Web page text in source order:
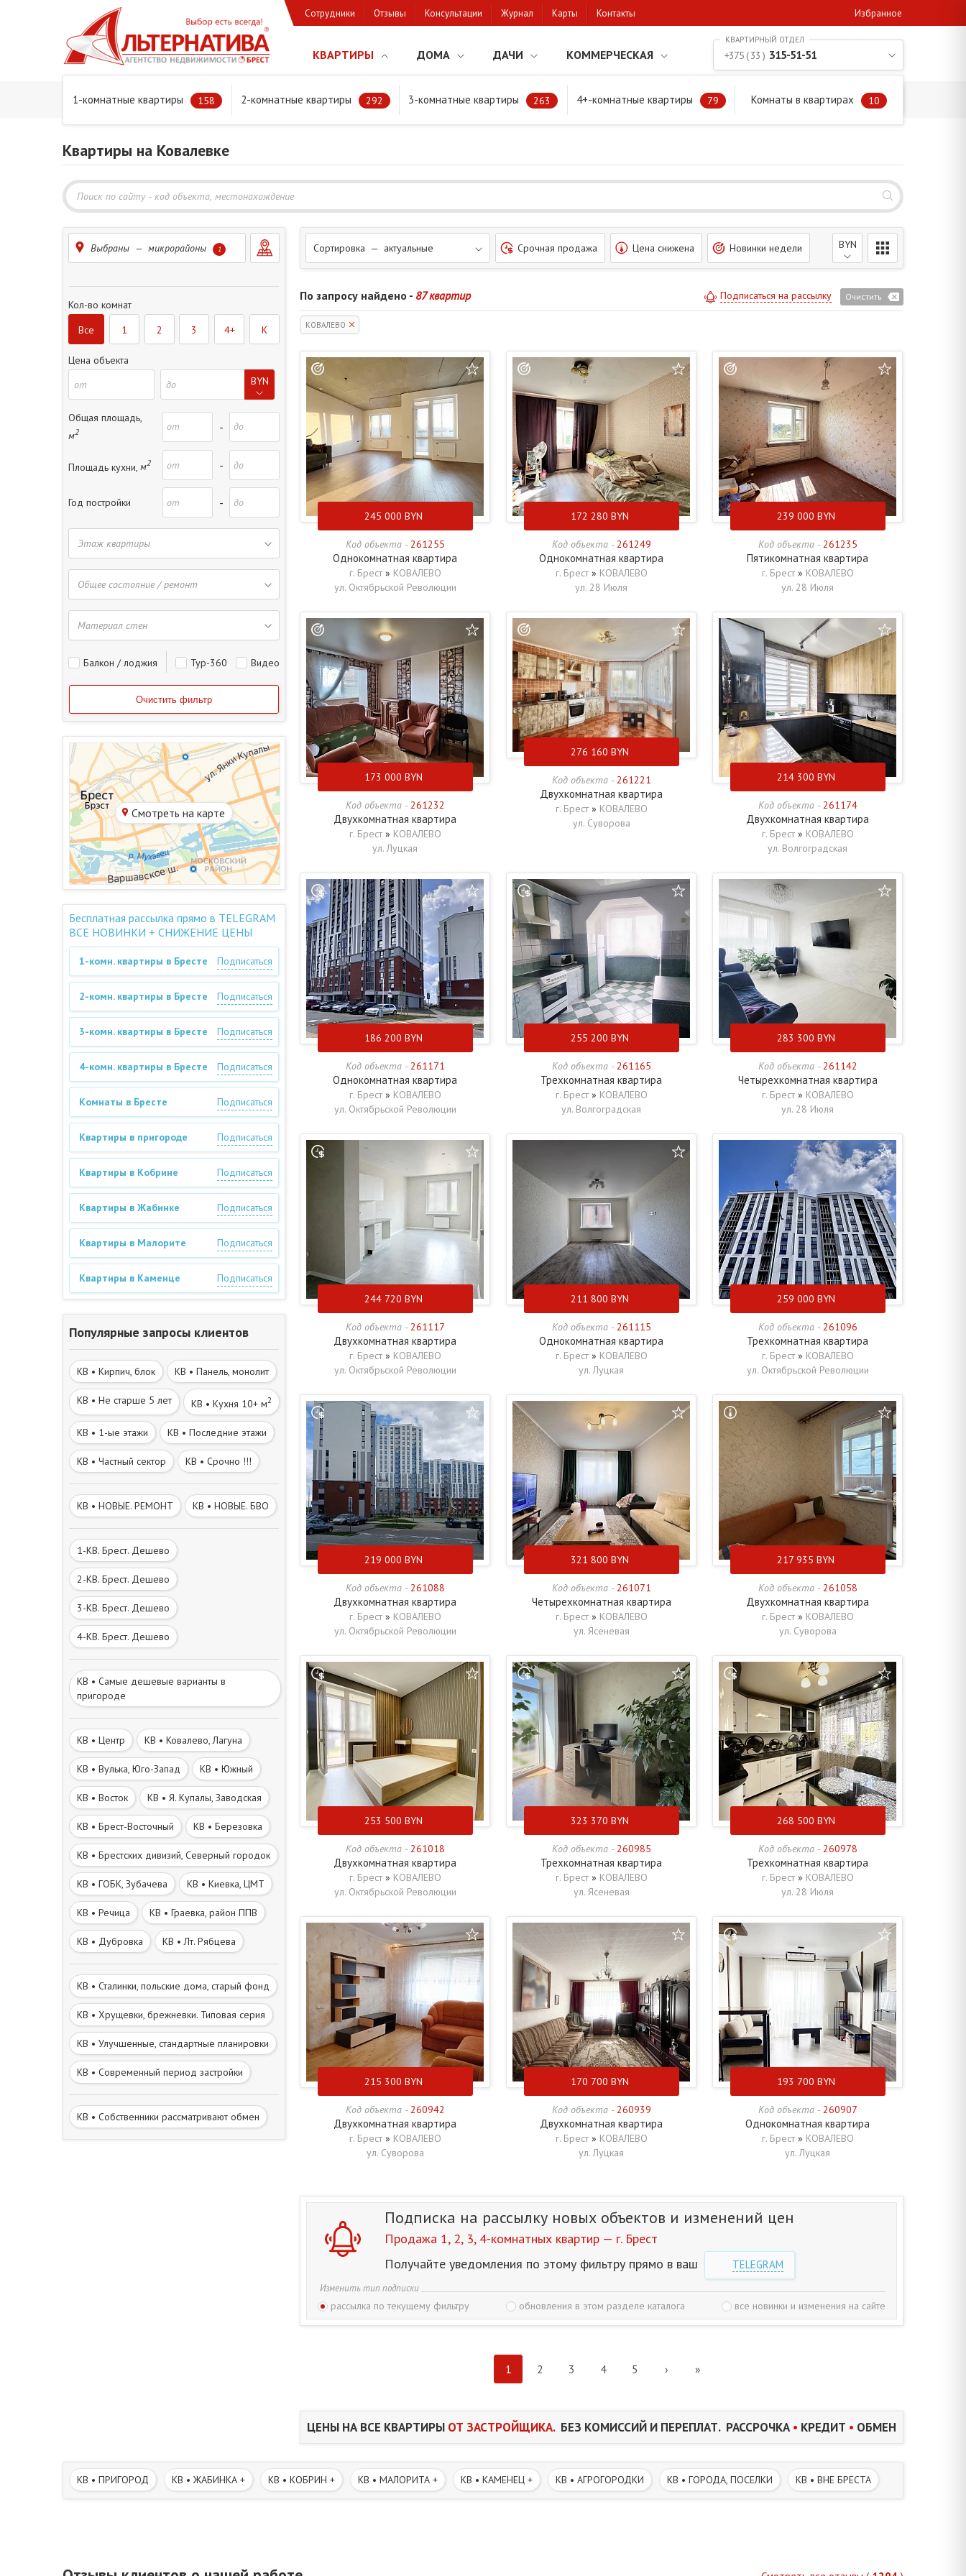
Сотрудники Отзывы Консультации Журнал Карты Контакты Избранное
КВАРТИРЫ ДОМА ДАЧИ КОММЕРЧЕСКАЯ
1-комнатные квартиры 158 2-комнатные квартиры 292 3-комнатные квартиры 263 4+-комнатные квартиры 79 Комнаты в квартирах 10
+375 ( 33 ) 315-51-51
Главная Предложения Квартиры Квартиры на Ковалевке
Квартиры на Ковалевке
Выбраны — микрорайоны 1
Кол-во комнат
Все
1 2 3 4+ K
Цена объекта
BYN
Общая площадь,
м2 -
Площадь кухни, м2 -
Год постройки -
Балкон / лоджия Тур-360 Видео
Смотреть на карте
Бесплатная рассылка прямо в TELEGRAM
ВСЕ НОВИНКИ + СНИЖЕНИЕ ЦЕНЫ
1-комн. квартиры в Бресте Подписаться
2-комн. квартиры в Бресте Подписаться
3-комн. квартиры в Бресте Подписаться
4-комн. квартиры в Бресте Подписаться
Комнаты в Бресте Подписаться
Квартиры в пригороде Подписаться
Квартиры в Кобрине Подписаться
Квартиры в Жабинке Подписаться
Квартиры в Малорите Подписаться
Квартиры в Каменце Подписаться
Популярные запросы клиентов
КВ • Кирпич, блок КВ • Панель, монолит
КВ • Не старше 5 лет КВ • Кухня 10+ м2
КВ • 1-ые этажи КВ • Последние этажи
КВ • Частный сектор КВ • Срочно !!!
КВ • НОВЫЕ. РЕМОНТ КВ • НОВЫЕ. БВО
1-КВ. Брест. Дешево
2-КВ. Брест. Дешево
3-КВ. Брест. Дешево
4-КВ. Брест. Дешево
КВ • Самые дешевые варианты в
пригороде
КВ • Центр КВ • Ковалевo, Лагуна
КВ • Вулька, Юго-Запад КВ • Южный
КВ • Восток КВ • Я. Купалы, Заводская
КВ • Брест-Восточный КВ • Березовка
КВ • Брестских дивизий, Северный городок
КВ • ГОБК, Зубачева КВ • Киевка, ЦМТ
КВ • Речица КВ • Граевка, район ППВ
КВ • Дубровка КВ • Лт. Рябцева
КВ • Сталинки, польские дома, старый фонд
КВ • Хрущевки, брежневки. Типовая серия
КВ • Улучшенные, стандартные планировки
КВ • Современный период застройки
КВ • Собственники рассматривают обмен
Сортировка — актуальные Срочная продажа Цена снижена Новинки недели BYN
По запросу найдено - 87 квартир Очистить
Подписаться на рассылку
КОВАЛЕВО
245 000 BYN
Код объекта - 261255
Однокомнатная квартира
г. Брест » КОВАЛЕВО
ул. Октябрьской Революции
172 280 BYN
Код объекта - 261249
Однокомнатная квартира
г. Брест » КОВАЛЕВО
ул. 28 Июля
239 000 BYN
Код объекта - 261235
Пятикомнатная квартира
г. Брест » КОВАЛЕВО
ул. 28 Июля
173 000 BYN
Код объекта - 261232
Двухкомнатная квартира
г. Брест » КОВАЛЕВО
ул. Луцкая
276 160 BYN
Код объекта - 261221
Двухкомнатная квартира
г. Брест » КОВАЛЕВО
ул. Суворова
214 300 BYN
Код объекта - 261174
Двухкомнатная квартира
г. Брест » КОВАЛЕВО
ул. Волгоградская
186 200 BYN
Код объекта - 261171
Однокомнатная квартира
г. Брест » КОВАЛЕВО
ул. Октябрьской Революции
255 200 BYN
Код объекта - 261165
Трехкомнатная квартира
г. Брест » КОВАЛЕВО
ул. Волгоградская
283 300 BYN
Код объекта - 261142
Четырехкомнатная квартира
г. Брест » КОВАЛЕВО
ул. 28 Июля
244 720 BYN
Код объекта - 261117
Двухкомнатная квартира
г. Брест » КОВАЛЕВО
ул. Октябрьской Революции
211 800 BYN
Код объекта - 261115
Однокомнатная квартира
г. Брест » КОВАЛЕВО
ул. Луцкая
259 000 BYN
Код объекта - 261096
Трехкомнатная квартира
г. Брест » КОВАЛЕВО
ул. Октябрьской Революции
219 000 BYN
Код объекта - 261088
Двухкомнатная квартира
г. Брест » КОВАЛЕВО
ул. Октябрьской Революции
321 800 BYN
Код объекта - 261071
Четырехкомнатная квартира
г. Брест » КОВАЛЕВО
ул. Ясеневая
217 935 BYN
Код объекта - 261058
Двухкомнатная квартира
г. Брест » КОВАЛЕВО
ул. Суворова
253 500 BYN
Код объекта - 261018
Двухкомнатная квартира
г. Брест » КОВАЛЕВО
ул. Октябрьской Революции
323 370 BYN
Код объекта - 260985
Трехкомнатная квартира
г. Брест » КОВАЛЕВО
ул. Ясеневая
268 500 BYN
Код объекта - 260978
Трехкомнатная квартира
г. Брест » КОВАЛЕВО
ул. 28 Июля
215 300 BYN
Код объекта - 260942
Двухкомнатная квартира
г. Брест » КОВАЛЕВО
ул. Суворова
170 700 BYN
Код объекта - 260939
Двухкомнатная квартира
г. Брест » КОВАЛЕВО
ул. Луцкая
193 700 BYN
Код объекта - 260907
Однокомнатная квартира
г. Брест » КОВАЛЕВО
ул. Луцкая
Подписка на рассылку новых объектов и изменений цен
Продажа 1, 2, 3, 4-комнатных квартир — г. Брест
Получайте уведомления по этому фильтру прямо в ваш
TELEGRAM
Изменить тип подписки
рассылка по текущему фильтру обновления в этом разделе каталога все новинки и изменения на сайте
1 2 3 4 5 › »
ЦЕНЫ НА ВСЕ КВАРТИРЫ ОТ ЗАСТРОЙЩИКА.БЕЗ КОМИССИЙ И ПЕРЕПЛАТ. РАССРОЧКА • КРЕДИТ • ОБМЕН
КВ • ПРИГОРОД КВ • ЖАБИНКА + КВ • КОБРИН + КВ • МАЛОРИТА + КВ • КАМЕНЕЦ + КВ • АГРОГОРОДКИ КВ • ГОРОДА, ПОСЕЛКИ КВ • ВНЕ БРЕСТА